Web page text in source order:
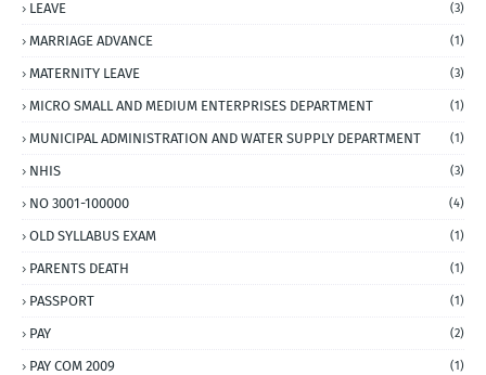
LEAVE (3)
MARRIAGE ADVANCE (1)
MATERNITY LEAVE (3)
MICRO SMALL AND MEDIUM ENTERPRISES DEPARTMENT (1)
MUNICIPAL ADMINISTRATION AND WATER SUPPLY DEPARTMENT (1)
NHIS (3)
NO 3001-100000 (4)
OLD SYLLABUS EXAM (1)
PARENTS DEATH (1)
PASSPORT (1)
PAY (2)
PAY COM 2009 (1)